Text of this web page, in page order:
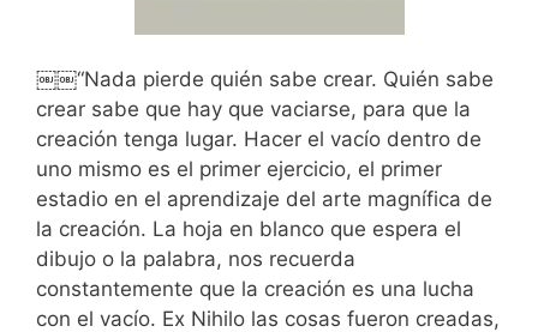
￼￼“Nada pierde quién sabe crear. Quién sabe
crear sabe que hay que vaciarse, para que la
creación tenga lugar. Hacer el vacío dentro de
uno mismo es el primer ejercicio, el primer
estadio en el aprendizaje del arte magnífica de
la creación. La hoja en blanco que espera el
dibujo o la palabra, nos recuerda
constantemente que la creación es una lucha
con el vacío. Ex Nihilo las cosas fueron creadas,